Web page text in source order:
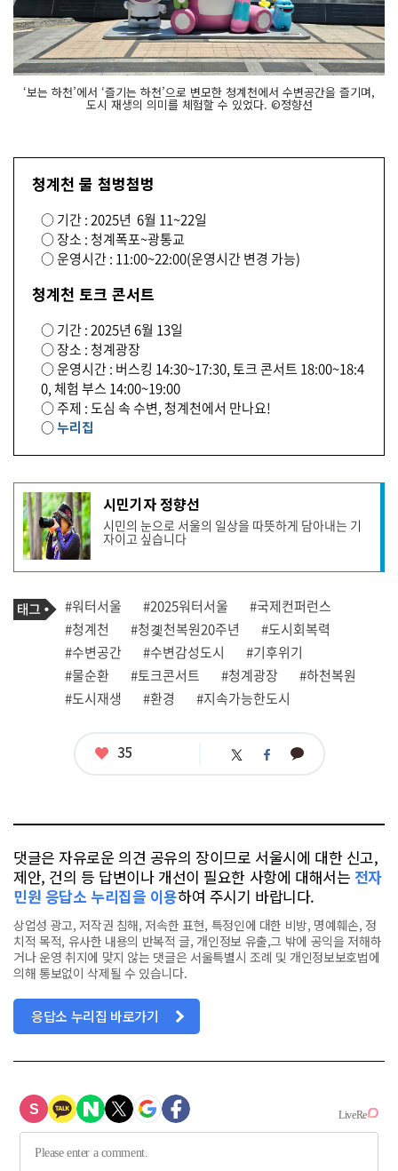
‘보는 하천’에서 ‘즐기는 하천’으로 변모한 청계천에서 수변공간을 즐기며,
도시 재생의 의미를 체험할 수 있었다. ©정향선
청계천 물 첨벙첨벙
○ 기간 : 2025년 6월 11~22일
○ 장소 : 청계폭포~광통교
○ 운영시간 : 11:00~22:00(운영시간 변경 가능)
청계천 토크 콘서트
○ 기간 : 2025년 6월 13일
○ 장소 : 청계광장
○ 운영시간 : 버스킹 14:30~17:30, 토크 콘서트 18:00~18:4
0, 체험 부스 14:00~19:00
○ 주제 : 도심 속 수변, 청계천에서 만나요!
○누리집
기
사
작
성
자
프
필
시민기자 정향선
시민의 눈으로 서울의 일상을 따뜻하게 담아내는 기
자이고 싶습니다
기
사
관
련
태
그
태
그
#워터서울 #2025워터서울
#국제컨퍼런스
#청계천
#청곛천복원20주년
#도시회복력
#수변공간
#수변감성도시
#기후위기
#물순환
#토크콘서트 #청계광장
#하천복원
#도시재생
#환경 #지속가능한도시
좋
35 트 페 카
댓글은 자유로운 의견 공유의 장이므로 서울시에 대한 신고,
제안, 건의 등 답변이나 개선이 필요한 사항에 대해서는 전자
민원 응답소 누리집을 이용하여 주시기 바랍니다.
상업성 광고, 저작권 침해, 저속한 표현, 특정인에 대한 비방, 명예훼손, 정
치적 목적, 유사한 내용의 반복적 글, 개인정보 유출,그 밖에 공익을 저해하
거나 운영 취지에 맞지 않는 댓글은 서울특별시 조례 및 개인정보보호법에
의해 통보없이 삭제될 수 있습니다.
응답소 누리집 바로가기